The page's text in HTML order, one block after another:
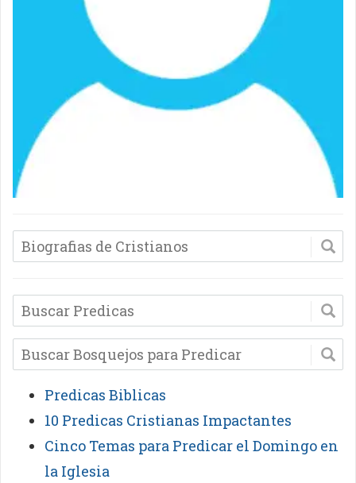
Predicas Biblicas
10 Predicas Cristianas Impactantes
Cinco Temas para Predicar el Domingo en
la Iglesia